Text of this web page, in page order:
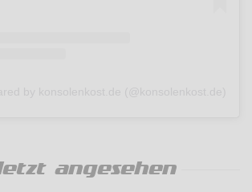
angesehen